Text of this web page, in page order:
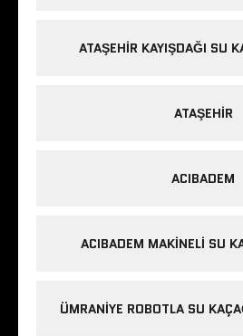
ATAŞEHIR KAYIŞDAĞI SU
ATAŞEHIR
ACIBADEM
ACIBADEM MAKINELI SU
ÜMRANIYE ROBOTLA SU